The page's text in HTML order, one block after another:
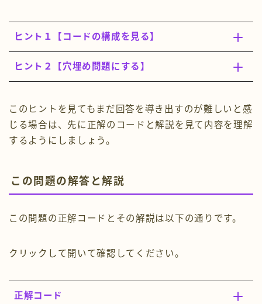
ヒント１【コードの構成を見る】
ヒント２【穴埋め問題にする】
このヒントを見てもまだ回答を導き出すのが難しいと感
じる場合は、先に正解のコードと解説を見て内容を理解
するようにしましょう。
この問題の解答と解説
この問題の正解コードとその解説は以下の通りです。
クリックして開いて確認してください。
正解コード